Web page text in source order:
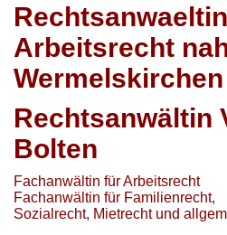
Rechtsanwaeltin
Arbeitsrecht
Wermelskirchen
Rechtsanwältin
Bolten
Fachanwältin für Arbeitsrecht
Fachanwältin für Familienrecht,
Sozialrecht, Mietrecht und